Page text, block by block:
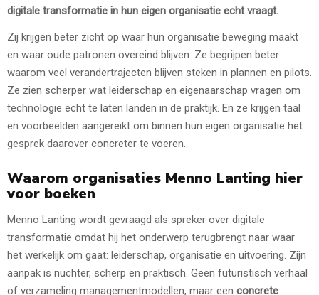
digitale transformatie in hun eigen organisatie echt vraagt.
Zij krijgen beter zicht op waar hun organisatie beweging maakt
en waar oude patronen overeind blijven. Ze begrijpen beter
waarom veel verandertrajecten blijven steken in plannen en pilots.
Ze zien scherper wat leiderschap en eigenaarschap vragen om
technologie echt te laten landen in de praktijk. En ze krijgen taal
en voorbeelden aangereikt om binnen hun eigen organisatie het
gesprek daarover concreter te voeren.
Waarom organisaties Menno Lanting hier
voor boeken
Menno Lanting wordt gevraagd als spreker over digitale
transformatie omdat hij het onderwerp terugbrengt naar waar
het werkelijk om gaat: leiderschap, organisatie en uitvoering. Zijn
aanpak is nuchter, scherp en praktisch. Geen futuristisch verhaal
of verzameling managementmodellen, maar een concrete